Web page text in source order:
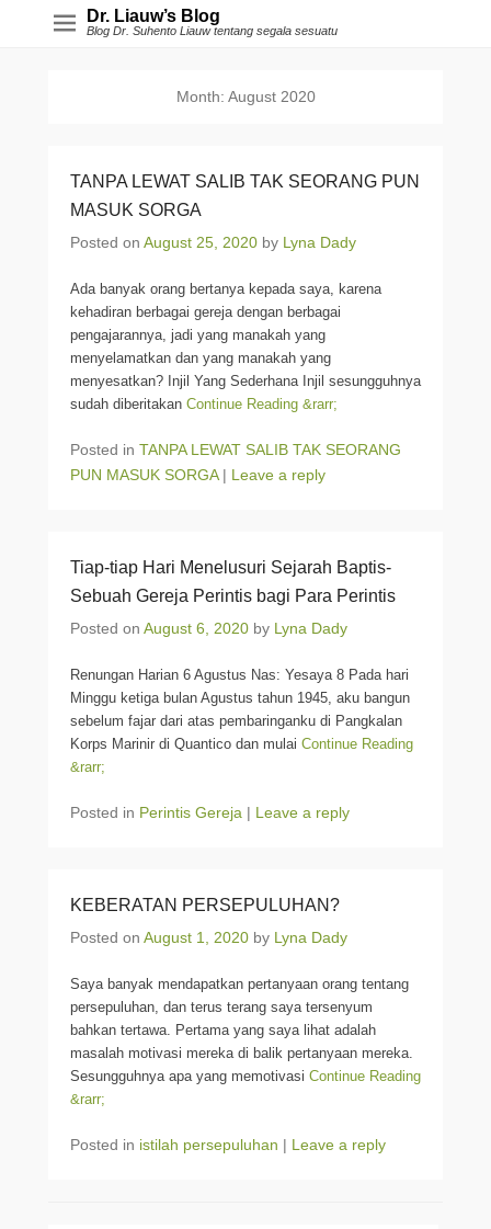
Dr. Liauw’s Blog
Blog Dr. Suhento Liauw tentang segala sesuatu
Month: August 2020
TANPA LEWAT SALIB TAK SEORANG PUN
MASUK SORGA
Posted on August 25, 2020 by Lyna Dady
Ada banyak orang bertanya kepada saya, karena
kehadiran berbagai gereja dengan berbagai
pengajarannya, jadi yang manakah yang
menyelamatkan dan yang manakah yang
menyesatkan? Injil Yang Sederhana Injil sesungguhnya
sudah diberitakan Continue Reading &rarr;
Posted in TANPA LEWAT SALIB TAK SEORANG
PUN MASUK SORGA | Leave a reply
Tiap-tiap Hari Menelusuri Sejarah Baptis-
Sebuah Gereja Perintis bagi Para Perintis
Posted on August 6, 2020 by Lyna Dady
Renungan Harian 6 Agustus Nas: Yesaya 8 Pada hari
Minggu ketiga bulan Agustus tahun 1945, aku bangun
sebelum fajar dari atas pembaringanku di Pangkalan
Korps Marinir di Quantico dan mulai Continue Reading
&rarr;
Posted in Perintis Gereja | Leave a reply
KEBERATAN PERSEPULUHAN?
Posted on August 1, 2020 by Lyna Dady
Saya banyak mendapatkan pertanyaan orang tentang
persepuluhan, dan terus terang saya tersenyum
bahkan tertawa. Pertama yang saya lihat adalah
masalah motivasi mereka di balik pertanyaan mereka.
Sesungguhnya apa yang memotivasi Continue Reading
&rarr;
Posted in istilah persepuluhan | Leave a reply